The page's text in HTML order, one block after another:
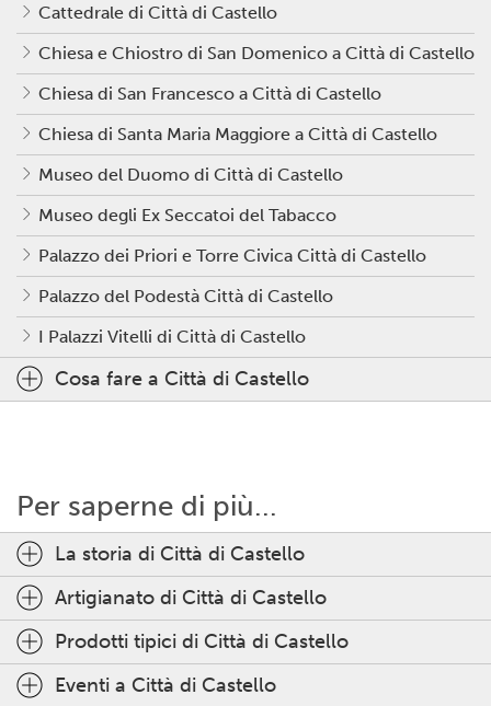
Cattedrale di Città di Castello
Chiesa e Chiostro di San Domenico a Città di Castello
Chiesa di San Francesco a Città di Castello
Chiesa di Santa Maria Maggiore a Città di Castello
Museo del Duomo di Città di Castello
Museo degli Ex Seccatoi del Tabacco
Palazzo dei Priori e Torre Civica Città di Castello
Palazzo del Podestà Città di Castello
I Palazzi Vitelli di Città di Castello
Cosa fare a Città di Castello
Per saperne di più...
La storia di Città di Castello
Artigianato di Città di Castello
Prodotti tipici di Città di Castello
Eventi a Città di Castello